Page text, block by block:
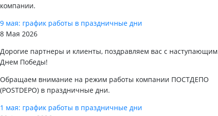
компании.
9 мая: график работы в праздничные дни
8 Мая 2026
Дорогие партнеры и клиенты, поздравляем вас с наступающим
Днем Победы!
Обращаем внимание на режим работы компании ПОСТДЕПО
(POSTDEPO) в праздничные дни.
1 мая: график работы в праздничные дни